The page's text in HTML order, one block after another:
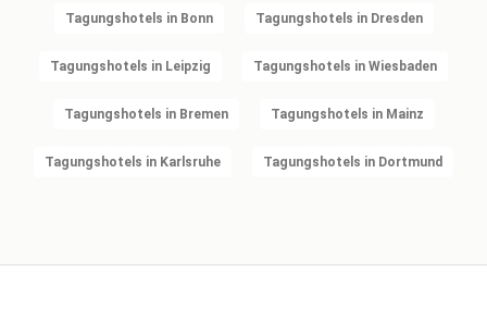
Tagungshotels in Bonn Tagungshotels in Dresden
Tagungshotels in Leipzig Tagungshotels in Wiesbaden
Tagungshotels in Bremen Tagungshotels in Mainz
Tagungshotels in Karlsruhe Tagungshotels in Dortmund